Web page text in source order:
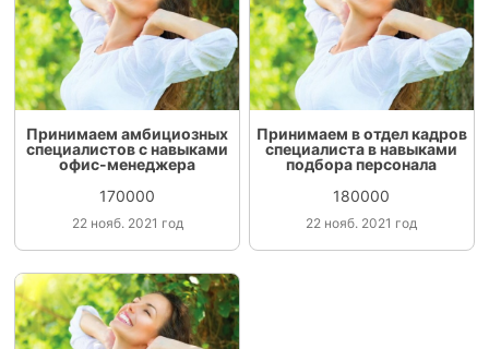
Принимаем амбициозных
специалистов с навыками
офис-менеджера
170000
22 нояб. 2021 год
Принимаем в отдел кадров
специалиста в навыками
подбора персонала
180000
22 нояб. 2021 год